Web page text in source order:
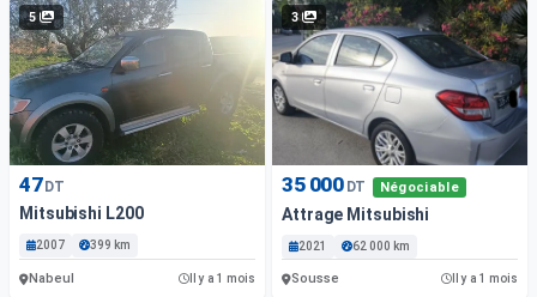
5
47 DT
Mitsubishi L200
2007 399 km
Nabeul Il y a 1 mois
3
35 000 DT Négociable
Attrage Mitsubishi
2021 62 000 km
Sousse Il y a 1 mois